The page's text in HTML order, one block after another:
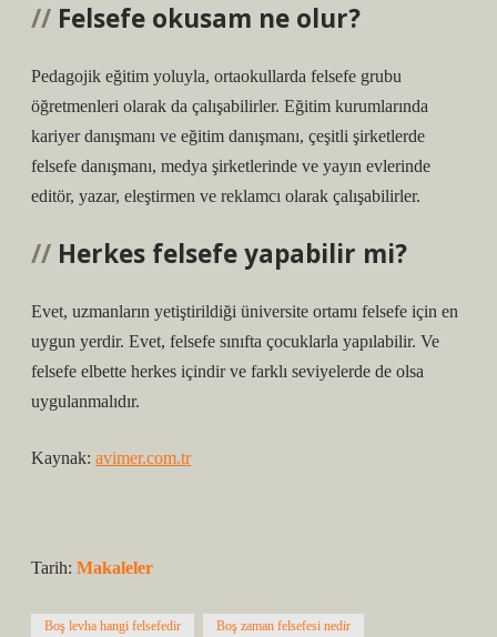
Felsefe okusam ne olur?
Pedagojik eğitim yoluyla, ortaokullarda felsefe grubu
öğretmenleri olarak da çalışabilirler. Eğitim kurumlarında
kariyer danışmanı ve eğitim danışmanı, çeşitli şirketlerde
felsefe danışmanı, medya şirketlerinde ve yayın evlerinde
editör, yazar, eleştirmen ve reklamcı olarak çalışabilirler.
Herkes felsefe yapabilir mi?
Evet, uzmanların yetiştirildiği üniversite ortamı felsefe için en
uygun yerdir. Evet, felsefe sınıfta çocuklarla yapılabilir. Ve
felsefe elbette herkes içindir ve farklı seviyelerde de olsa
uygulanmalıdır.
Kaynak: avimer.com.tr
Tarih: Makaleler
Boş levha hangi felsefedir Boş zaman felsefesi nedir